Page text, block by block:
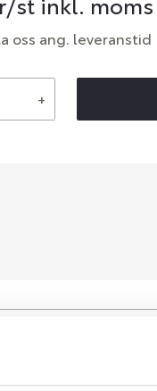
oss ang. leveranstid
+